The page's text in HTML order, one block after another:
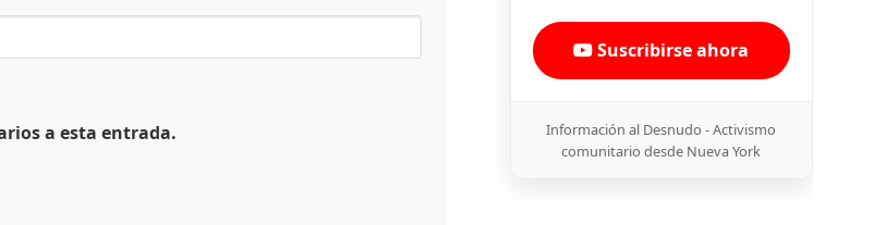
a esta entrada.
Suscribirse ahora
Información al Desnudo - Activismo
comunitario desde Nueva York